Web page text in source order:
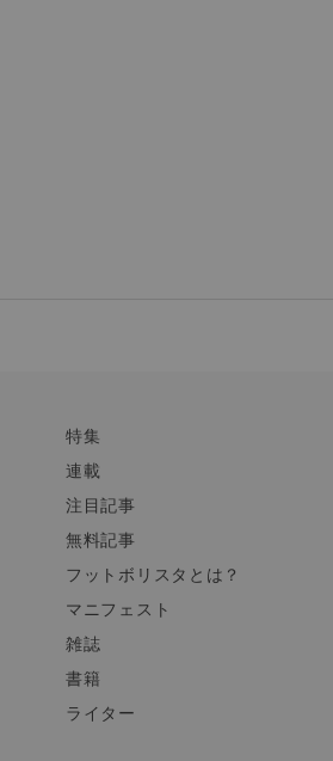
特集
連載
注目記事
無料記事
フットボリスタとは？
マニフェスト
雑誌
書籍
ライター